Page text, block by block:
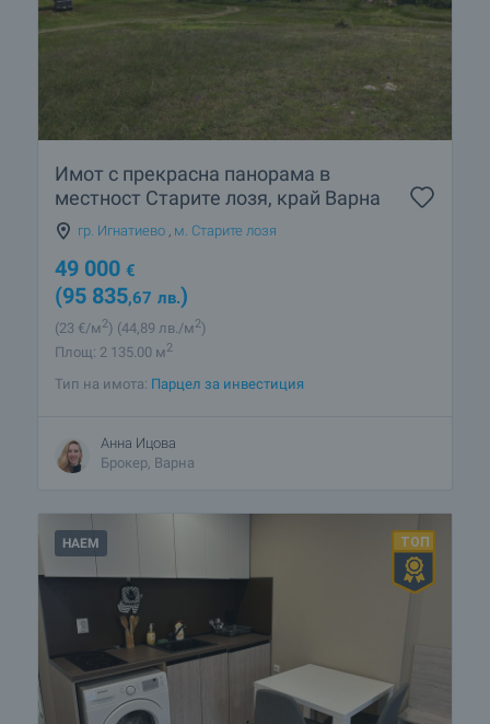
Имот с прекрасна панорама в
местност Старите лозя, край Варна
гр. Игнатиево м. Старите лозя
49 000 €
(95 835,67 лв.)
(23 €/м2) (44,89 лв./м2)
Площ: 2 135.00 м2
Тип на имота: Парцел за инвестиция
Анна Ицова
Брокер, Варна
НАЕМ